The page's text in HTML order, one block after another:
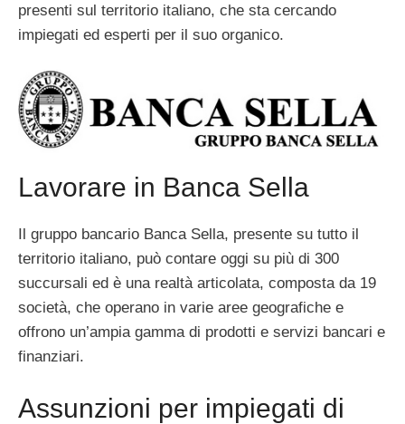
presenti sul territorio italiano, che sta cercando
impiegati ed esperti per il suo organico.
Lavorare in Banca Sella
Il gruppo bancario Banca Sella, presente su tutto il
territorio italiano, può contare oggi su più di 300
succursali ed è una realtà articolata, composta da 19
società, che operano in varie aree geografiche e
offrono un’ampia gamma di prodotti e servizi bancari e
finanziari.
Assunzioni per impiegati di